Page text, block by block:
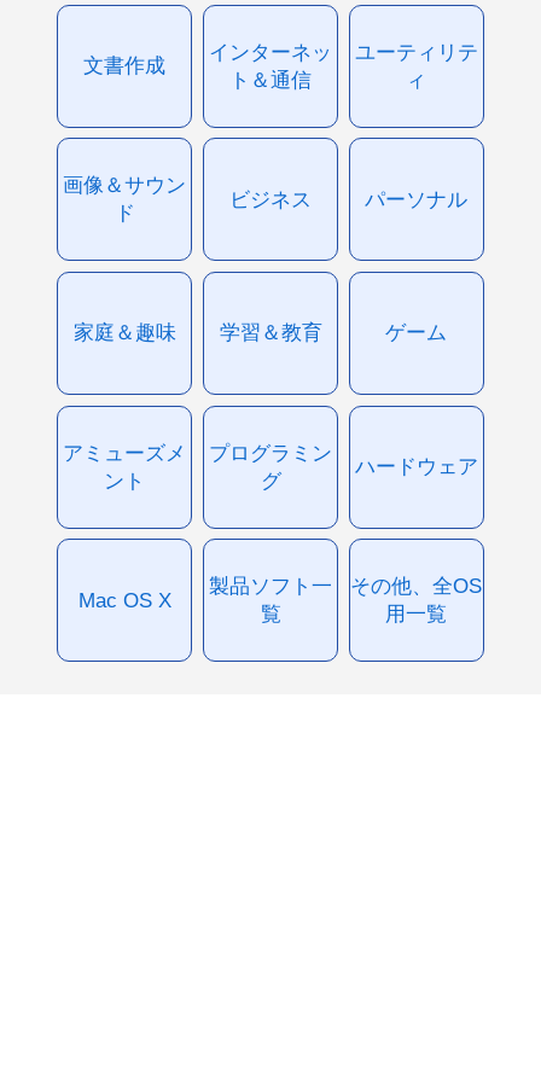
文書作成
インターネッ
ト＆通信
ユーティリテ
ィ
画像＆サウン
ド
ビジネス パーソナル
家庭＆趣味 学習＆教育 ゲーム
アミューズメ
ント
プログラミン
グ
ハードウェア
Mac OS X
製品ソフト一
覧
その他、全OS
用一覧